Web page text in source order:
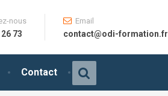
Contact
nous
73
Email
contact@odi-formation.fr